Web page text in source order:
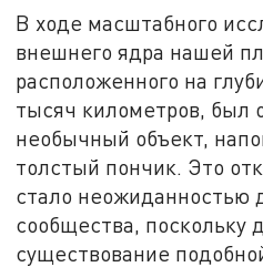
В ходе масштабного
внешнего ядра нашей
расположенного на
тысяч километров, был
необычный объект,
толстый пончик. Это
стало неожиданностью
сообщества, поскольку
существование